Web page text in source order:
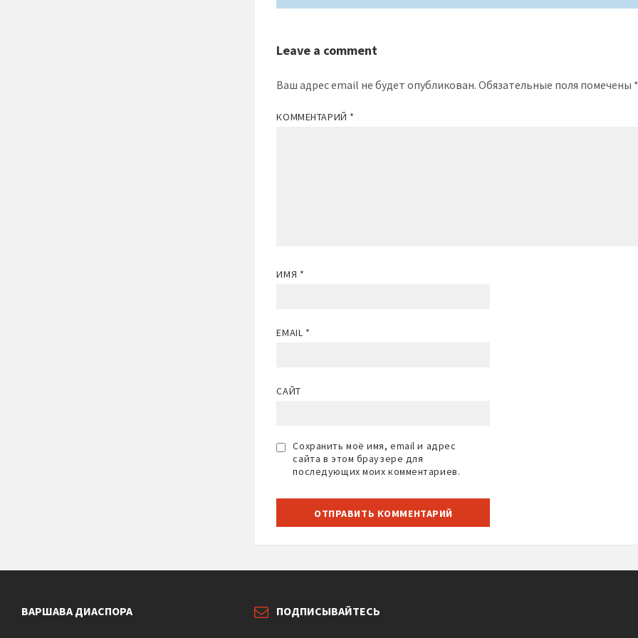
Leave a comment
Ваш адрес email не будет опубликован. Обязательные поля помечены *
КОММЕНТАРИЙ *
ИМЯ *
EMAIL *
САЙТ
Сохранить моё имя, email и адрес
сайта в этом браузере для
последующих моих комментариев.
ВАРШАВА ДИАСПОРА ПОДПИСЫВАЙТЕСЬ